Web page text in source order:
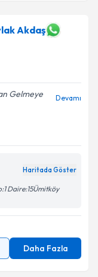
Akdaş
Gelmeye
Devamı
Haritada Göster
Daire:15Ümitköy
Daha Fazla